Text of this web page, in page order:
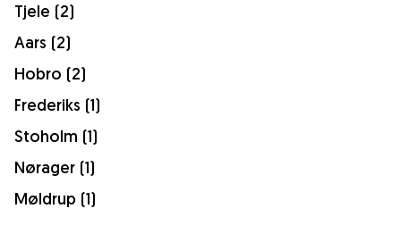
Tjele (2)
Aars (2)
Hobro (2)
Frederiks (1)
Stoholm (1)
Nørager (1)
Møldrup (1)